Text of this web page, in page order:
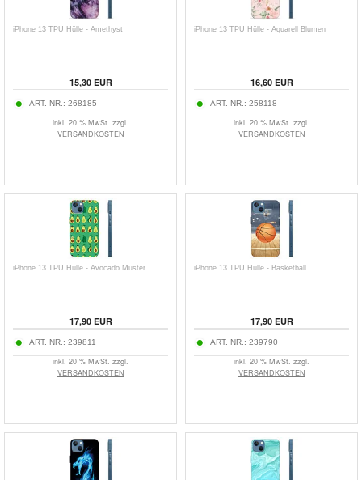
iPhone 13 TPU Hülle - Amethyst
15,30EUR
ART. NR.: 268185
inkl. 20 % MwSt. zzgl.
VERSANDKOSTEN
iPhone 13 TPU Hülle - Aquarell Blumen
16,60EUR
ART. NR.: 258118
inkl. 20 % MwSt. zzgl.
VERSANDKOSTEN
iPhone 13 TPU Hülle - Avocado Muster
17,90EUR
ART. NR.: 239811
inkl. 20 % MwSt. zzgl.
VERSANDKOSTEN
iPhone 13 TPU Hülle - Basketball
17,90EUR
ART. NR.: 239790
inkl. 20 % MwSt. zzgl.
VERSANDKOSTEN